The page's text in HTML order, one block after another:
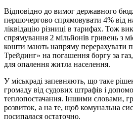
Відповідно до вимог державного
першочергово спрямовувати 4%
ліквідацію різниці в тарифах. Тож
спрямування 2 мільйонів гривень з
кошти мають напряму перерахувати
Трейдинг» на погашення боргу за
для опалення житла населення.
У міськраді запевняють, що таке
громаду від судових штрафів і
теплопостачання. Іншими словами,
розвиток, а на те, щоб комунальна
посипалася остаточно.